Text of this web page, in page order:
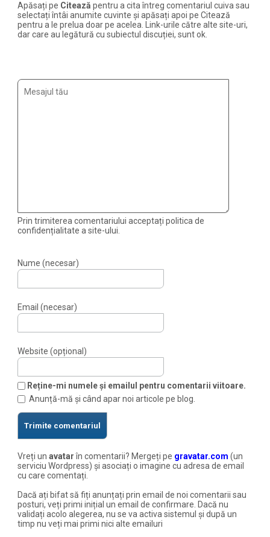
Apăsați pe Citează pentru a cita întreg comentariul cuiva sau
selectați întâi anumite cuvinte și apăsați apoi pe Citează
pentru a le prelua doar pe acelea. Link-urile către alte site-uri,
dar care au legătură cu subiectul discuției, sunt ok.
Prin trimiterea comentariului acceptați politica de
confidențialitate a site-ului.
Nume (necesar)
Email (necesar)
Website (opțional)
Reține-mi numele și emailul pentru comentarii viitoare.
Anunță-mă și când apar noi articole pe blog.
Vreți unavatarîn comentarii? Mergeți pe gravatar.com (un
serviciu Wordpress) și asociați o imagine cu adresa de email
cu care comentați.
Dacă ați bifat să fiți anunțați prin email de noi comentarii sau
posturi, veți primi inițial un email de confirmare. Dacă nu
validați acolo alegerea, nu se va activa sistemul și după un
timp nu veți mai primi nici alte emailuri